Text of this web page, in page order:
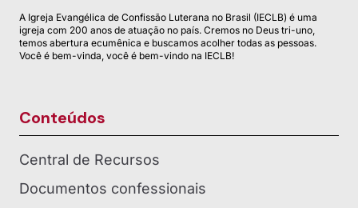
A Igreja Evangélica de Confissão Luterana no Brasil (IECLB) é uma
igreja com 200 anos de atuação no país. Cremos no Deus tri-uno,
temos abertura ecumênica e buscamos acolher todas as pessoas.
Você é bem-vinda, você é bem-vindo na IECLB!
Conteúdos
Central de Recursos
Documentos confessionais